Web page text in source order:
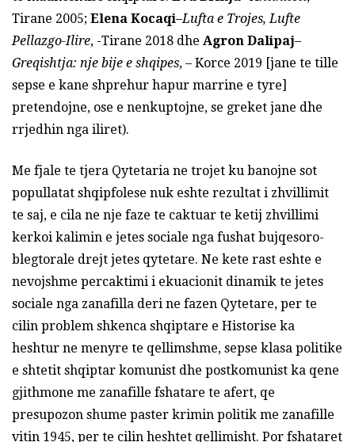
Tirane 2005; Elena Kocaqi–Lufta e Trojes, Lufte
Pellazgo-Ilire, -Tirane 2018 dhe Agron Dalipaj–
Greqishtja: nje bije e shqipes, – Korce 2019 [jane te tille
sepse e kane shprehur hapur marrine e tyre]
pretendojne, ose e nenkuptojne, se greket jane dhe
rrjedhin nga iliret).
Me fjale te tjera Qytetaria ne trojet ku banojne sot
popullatat shqipfolese nuk eshte rezultat i zhvillimit
te saj, e cila ne nje faze te caktuar te ketij zhvillimi
kerkoi kalimin e jetes sociale nga fushat bujqesoro-
blegtorale drejt jetes qytetare. Ne kete rast eshte e
nevojshme percaktimi i ekuacionit dinamik te jetes
sociale nga zanafilla deri ne fazen Qytetare, per te
cilin problem shkenca shqiptare e Historise ka
heshtur ne menyre te qellimshme, sepse klasa politike
e shtetit shqiptar komunist dhe postkomunist ka qene
gjithmone me zanafille fshatare te afert, qe
presupozon shume paster krimin politik me zanafille
vitin 1945, per te cilin heshtet qellimisht. Por fshataret